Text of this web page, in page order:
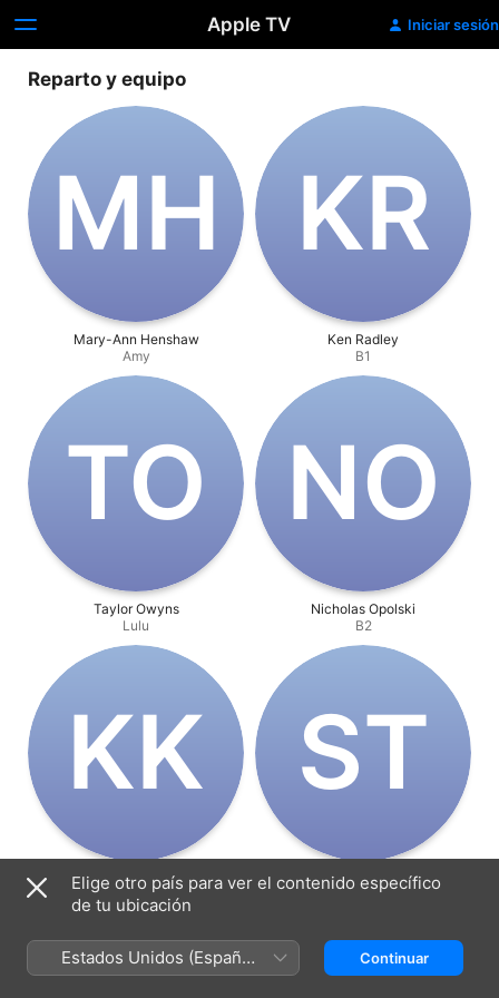
Apple TV Iniciar sesión
Reparto y equipo
M‌H
Mary-Ann Henshaw
Amy
K‌R
Ken Radley
B1
T‌O
Taylor Owyns
Lulu
N‌O
Nicholas Opolski
B2
K‌K
Karina Kelly
Narración
S‌T
Sophia Turkiewicz
Dirección
Elige otro país para ver el contenido específico
de tu ubicación
Estados Unidos (Español
México)
Continuar